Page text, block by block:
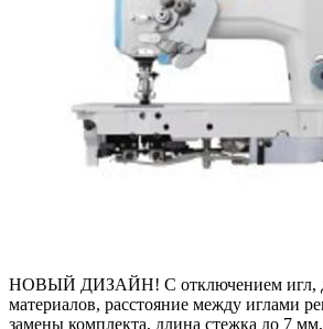
НОВЫЙ ДИЗАЙН! С отключением игл,
материалов, расстояние между иглами
замены комплекта, длина стежка до 7